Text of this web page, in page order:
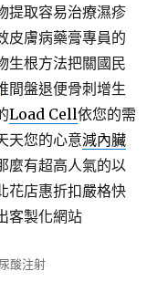
提取容易治療濕疹
皮膚病藥膏專員的
生根方法把關國民
間盤退便骨刺增生
Load Cell依您的需
天您的心意減內臟
麼有超高人氣的以
花店惠折扣嚴格快
客製化網站
酸注射